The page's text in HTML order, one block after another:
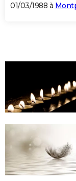
01/03/1988 à